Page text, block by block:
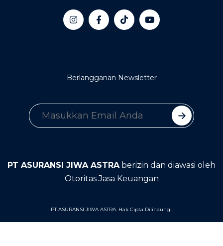
Berlangganan Newsletter
PT ASURANSI JIWA ASTRA berizin dan diawasi oleh
Otoritas Jasa Keuangan
PT ASURANSI JIWA ASTRA. Hak Cipta Dilindungi.